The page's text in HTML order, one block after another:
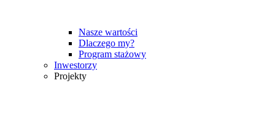
Nasze wartości
Dlaczego my?
Program stażowy
Inwestorzy
Projekty